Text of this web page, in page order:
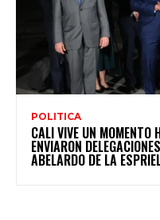
POLITICA
CALI VIVE UN MOMENTO
ENVIARON
ABELARDO DE LA